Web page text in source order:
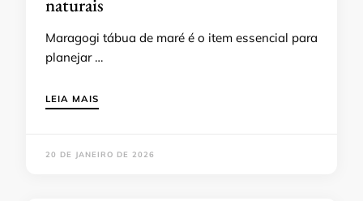
Maragogi tábua de maré é o item essencial para
planejar …
LEIA MAIS
20 DE JANEIRO DE 2026